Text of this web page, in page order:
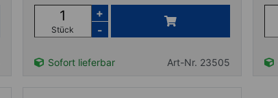
Stück
+
-
Sofort lieferbar Art-Nr. 23505